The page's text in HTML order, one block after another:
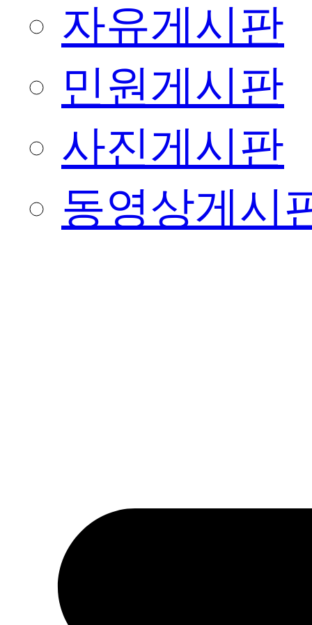
자유게시판
민원게시판
사진게시판
동영상게시